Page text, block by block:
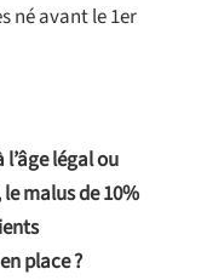
né avant le 1er
l’âge légal ou
malus de 10%
place ?